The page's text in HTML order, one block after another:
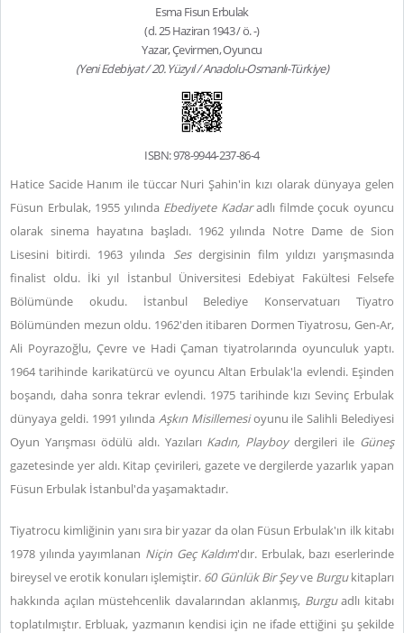
Esma Fisun Erbulak
(d. 25 Haziran 1943 / ö. -)
Yazar, Çevirmen, Oyuncu
(Yeni Edebiyat / 20. Yüzyıl / Anadolu-Osmanlı-Türkiye)
ISBN: 978-9944-237-86-4
Hatice Sacide Hanım ile tüccar Nuri Şahin'in kızı olarak dünyaya gelen
Füsun Erbulak, 1955 yılında Ebediyete Kadaradlı filmde çocuk oyuncu
olarak sinema hayatına başladı. 1962 yılında Notre Dame de Sion
Lisesini bitirdi. 1963 yılında Sesdergisinin film yıldızı yarışmasında
finalist oldu. İki yıl İstanbul Üniversitesi Edebiyat Fakültesi Felsefe
Bölümünde okudu. İstanbul Belediye Konservatuarı Tiyatro
Bölümünden mezun oldu. 1962'den itibaren Dormen Tiyatrosu, Gen-Ar,
Ali Poyrazoğlu, Çevre ve Hadi Çaman tiyatrolarında oyunculuk yaptı.
1964 tarihinde karikatürcü ve oyuncu Altan Erbulak'la evlendi. Eşinden
boşandı, daha sonra tekrar evlendi. 1975 tarihinde kızı Sevinç Erbulak
dünyaya geldi. 1991 yılındaAşkın Misillemesioyunu ile Salihli Belediyesi
Oyun Yarışması ödülü aldı. Yazıları Kadın, Playboydergileri ile Güneş
gazetesinde yer aldı. Kitap çevirileri, gazete ve dergilerde yazarlık yapan
Füsun Erbulak İstanbul'da yaşamaktadır.
Tiyatrocu kimliğinin yanı sıra bir yazar da olan Füsun Erbulak'ın ilk kitabı
1978 yılında yayımlanan Niçin Geç Kaldım'dır. Erbulak, bazı eserlerinde
bireysel ve erotik konuları işlemiştir. 60 Günlük Bir Şeyve Burgukitapları
hakkında açılan müstehcenlik davalarından aklanmış, Burguadlı kitabı
toplatılmıştır. Erbluak, yazmanın kendisi için ne ifade ettiğini şu şekilde